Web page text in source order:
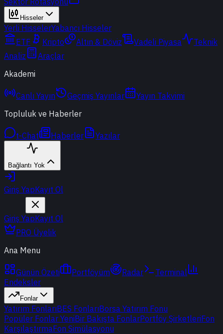
Hisseler
Yerli HisselerYabancı Hisseler
ETF
Kripto Altın & Döviz Vadeli Piyasa
Teknik
Analiz
Araçlar
Akademi
Canlı Yayın Geçmiş Yayınlar
Yayın Takvimi
Topluluk ve Haberler
t-Chat Haberler Yazılar
Bağlantı Yok
Giriş YapKayıt Ol
Giriş YapKayıt Ol
PRO Üyelik
Ana Menu
Günün Özeti Portföyüm Radar
Terminal
Endeksler
Fonlar
Yatırım FonlarıBES FonlarıBorsa Yatırım Fonu
Popüler Fonlar YeniBir Bakışta FonlarPortföy ŞirketleriFon
KarşılaştırmaFon Simülasyonu